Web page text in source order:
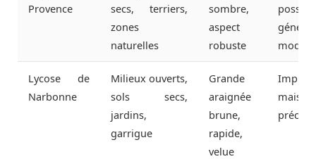
Provence
secs, terriers,
zones
naturelles
sombre,
aspect
robuste
modéré
Lycose de
Narbonne
Milieux ouverts,
sols secs,
jardins,
garrigue
Grande
araignée
brune,
rapide,
velue
mais